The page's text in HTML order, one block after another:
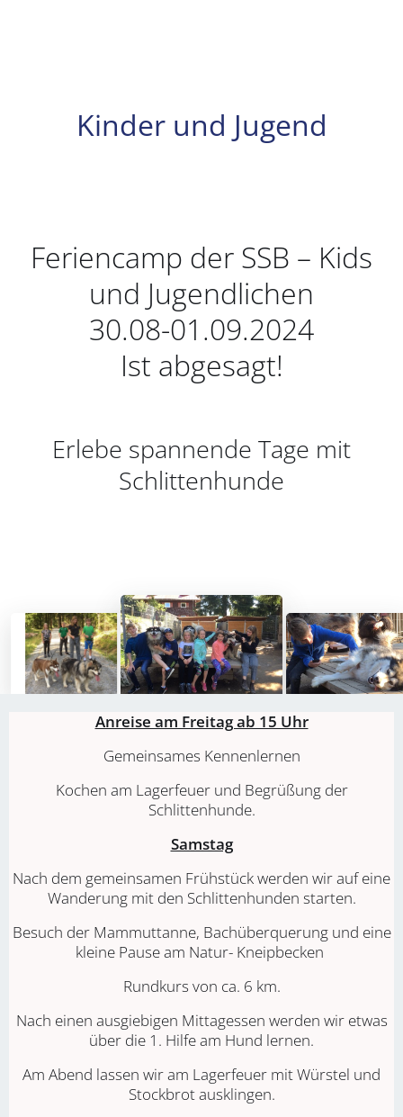
Kinder und Jugend
Feriencamp der SSB – Kids
und Jugendlichen
30.08-01.09.2024
Ist abgesagt!
Erlebe spannende Tage mit
Schlittenhunde
Anreise am Freitag ab 15 Uhr
Gemeinsames Kennenlernen
Kochen am Lagerfeuer und Begrüßung der
Schlittenhunde.
Samstag
Nach dem gemeinsamen Frühstück werden wir auf eine
Wanderung mit den Schlittenhunden starten.
Besuch der Mammuttanne, Bachüberquerung und eine
kleine Pause am Natur- Kneipbecken
Rundkurs von ca. 6 km.
Nach einen ausgiebigen Mittagessen werden wir etwas
über die 1. Hilfe am Hund lernen.
Am Abend lassen wir am Lagerfeuer mit Würstel und
Stockbrot ausklingen.